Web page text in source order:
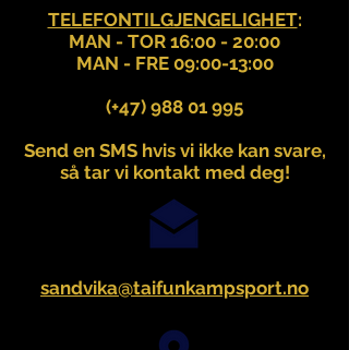
TELEFONTILGJENGELIGHET:
MAN - TOR 16:00 - 20:00
MAN - FRE 09:00-13:00
(+47) 988 01 995
Send en SMS hvis vi ikke kan svare,
så tar vi kontakt med deg!
sandvika@taifunkampsport.no